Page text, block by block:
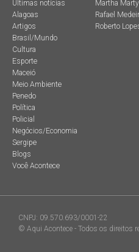
Últimas notícias
Alagoas
Artigos
Brasil/Mundo
Cultura
Esporte
Maceió
Meio Ambiente
Penedo
Política
Policial
Negócios/Economia
Sergipe
Blogs
Você Acontece
Martha
Rafael
Roberto
CNPJ: 09.570.693/0001-22
© Aqui Acontece - Todos os direitos